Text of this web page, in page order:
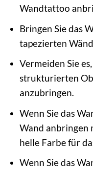
Wandtattoo
Bringen Sie das
tapezierten
Vermeiden Sie
strukturierten
anzubringen.
Wenn Sie das
Wand anbringen
helle Farbe für
Wenn Sie das